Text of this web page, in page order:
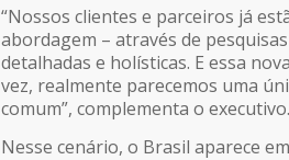
“Nossos clientes e parceiros já
abordagem – através de
detalhadas e holísticas. E essa
vez, realmente parecemos uma
comum”, complementa o executivo.
Nesse cenário, o Brasil aparece